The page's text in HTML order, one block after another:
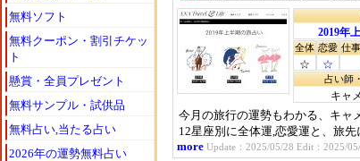
2019年
全体
☆
恋愛
☆
仕事
占い師
キャ
今月の旅行の運勢もわかる、キャ
12星座別に全体運,恋愛運と、旅
more Update：2025/05/28 Edit：2025/
無料ソフト
無料クーポン・割引チケッ
ト
懸賞・全員プレゼント
無料サンプル・試供品
無料占い,当たる占い
2026年の運勢無料占い